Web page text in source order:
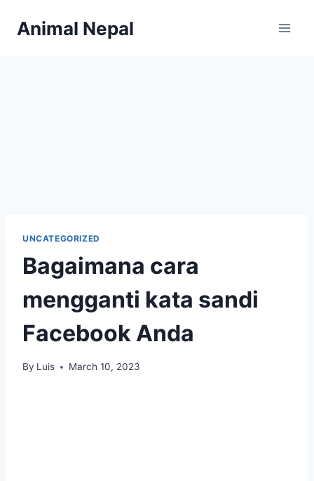
Animal Nepal
UNCATEGORIZED
Bagaimana cara
mengganti kata sandi
Facebook Anda
By Luis March 10, 2023